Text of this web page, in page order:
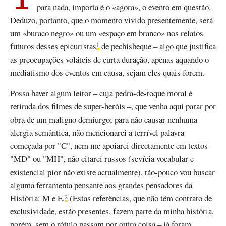
para nada, importa é o «agora», o evento em questão.
Deduzo, portanto, que o momento vivido presentemente, será
um «buraco negro» ou um «espaço em branco» nos relatos
futuros desses epicuristas1 de pechisbeque – algo que justifica
as preocupações voláteis de curta duração, apenas aquando o
mediatismo dos eventos em causa, sejam eles quais forem.
Possa haver algum leitor – cuja pedra-de-toque moral é
retirada dos filmes de super-heróis –, que venha aqui parar por
obra de um maligno demiurgo; para não causar nenhuma
alergia semântica, não mencionarei a terrível palavra
começada por "C", nem me apoiarei directamente em textos
"MD" ou "MH", não citarei russos (sevícia vocabular e
existencial pior não existe actualmente), tão-pouco vou buscar
alguma ferramenta pensante aos grandes pensadores da
História: M e E.2 (Estas referências, que não têm contrato de
exclusividade, estão presentes, fazem parte da minha história,